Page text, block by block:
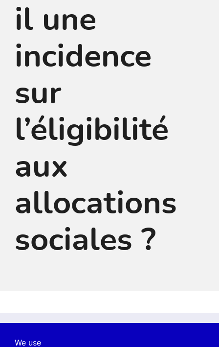
il une
incidence
sur
l’éligibilité
aux
allocations
sociales ?
We use